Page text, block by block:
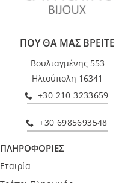
ΠΟΥ ΘΑ ΜΑΣ ΒΡΕΙΤΕ
Βουλιαγμένης 553
Ηλιούπολη 16341
+30 210 3233659
+30 6985693548
ΠΛΗΡΟΦΟΡΙΕΣ
Εταιρία